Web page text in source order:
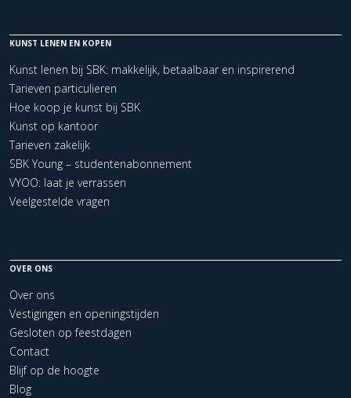
KUNST LENEN EN KOPEN
Kunst lenen bij SBK: makkelijk, betaalbaar en inspirerend
Tarieven particulieren
Hoe koop je kunst bij SBK
Kunst op kantoor
Tarieven zakelijk
SBK Young – studentenabonnement
VYOO: laat je verrassen
Veelgestelde vragen
OVER ONS
Over ons
Vestigingen en openingstijden
Gesloten op feestdagen
Contact
Blijf op de hoogte
Blog